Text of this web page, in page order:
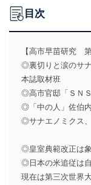
目次
【高市早苗研究 第
◎裏切りと涙のサ
本誌取材班
◎高市官邸「ＳＮ
◎「中の人」佐伯
◎サナエノミクス
◎皇室典範改正は
◎日本の米追従は
現在は第三次世界